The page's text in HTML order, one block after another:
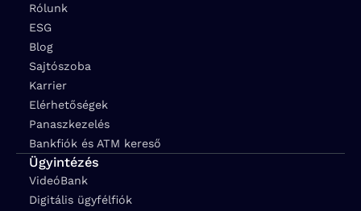
Rólunk
ESG
Blog
Sajtószoba
Karrier
Elérhetőségek
Panaszkezelés
Bankfiók és ATM kereső
Ügyintézés
VideóBank
Digitális ügyfélfiók